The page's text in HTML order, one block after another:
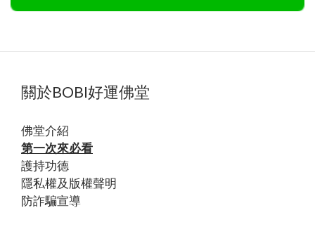
關於BOBI好運佛堂
佛堂介紹
第一次來必看
護持功德
隱私權及版權聲明
防詐騙宣導